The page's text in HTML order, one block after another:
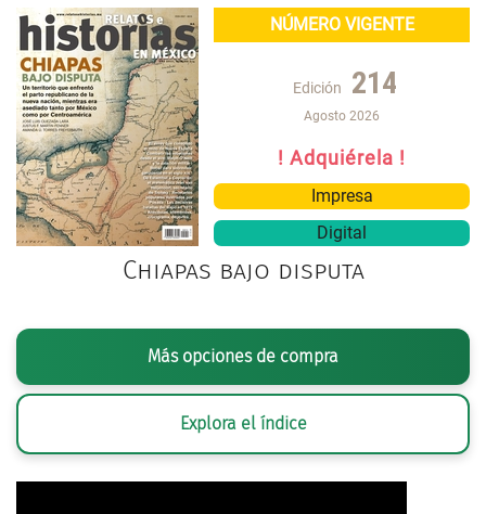
NÚMERO VIGENTE
Edición 214
Agosto 2026
! Adquiérela !
Impresa
Digital
Chiapas bajo disputa
Más opciones de compra
Explora el índice